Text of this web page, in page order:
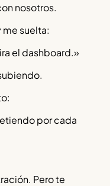
nosotros.
me suelta:
el dashboard.»
por cada
Pero te